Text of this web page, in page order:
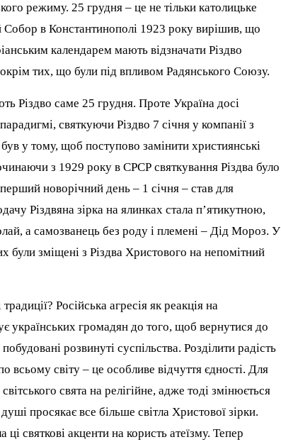
режиму. 25 грудня – це не тільки католицьке
Собор в Константинополі 1923 року вирішив, що
календарем мають відзначати Різдво
тих, що були під впливом Радянського Союзу.
Різдво саме 25 грудня. Проте Україна досі
святкуючи Різдво 7 січня у компанії з
у тому, щоб поступово замінити християнські
з 1929 року в СРСР святкування Різдва було
новорічний день – 1 січня – став для
Різдвяна зірка на ялинках стала п’ятикутною,
а самозванець без роду і племені – Дід Мороз. У
були зміщені з Різдва Христового на непомітний
Російська агресія як реакція на
українських громадян до того, щоб вернутися до
розвинуті суспільства. Розділити радість
всьому світу – це особливе відчуття єдності. Для
свята на релігійне, адже тоді змінюється
просякає все більше світла Христової зірки.
святкові акценти на користь атеїзму. Тепер